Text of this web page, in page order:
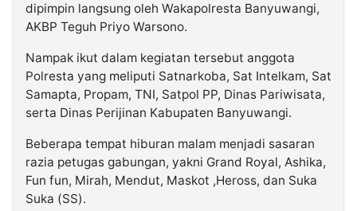
dipimpin langsung oleh Wakapolresta Banyuwangi,
AKBP Teguh Priyo Warsono.
Nampak ikut dalam kegiatan tersebut anggota
Polresta yang meliputi Satnarkoba, Sat Intelkam, Sat
Samapta, Propam, TNI, Satpol PP, Dinas Pariwisata,
serta Dinas Perijinan Kabupaten Banyuwangi.
Beberapa tempat hiburan malam menjadi sasaran
razia petugas gabungan, yakni Grand Royal, Ashika,
Fun fun, Mirah, Mendut, Maskot ,Heross, dan Suka
Suka (SS).